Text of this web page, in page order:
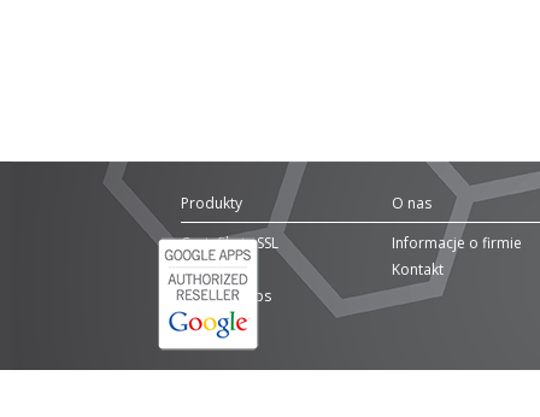
Produkty
Certyfikaty SSL
Domeny
Google Apps
O nas
Informacje o firmie
Kontakt